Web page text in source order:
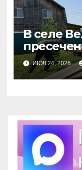
В селе
ИЮЛ 24, 2026